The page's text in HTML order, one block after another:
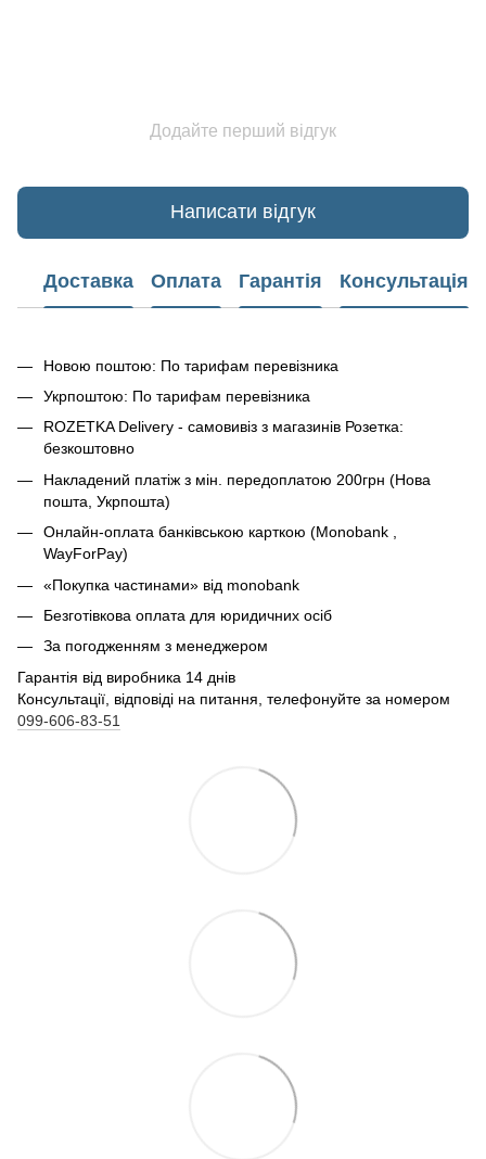
Додайте перший відгук
Написати відгук
Доставка Оплата Гарантія Консультація
Новою поштою: По тарифам перевізника
Укрпоштою: По тарифам перевізника
ROZETKA Delivery - самовивіз з магазинів Розетка:
безкоштовно
Накладений платіж з мін. передоплатою 200грн (Нова
пошта, Укрпошта)
Онлайн-оплата банківською карткою (Monobank ,
WayForPay)
«Покупка частинами» від monobank
Безготівкова оплата для юридичних осіб
За погодженням з менеджером
Гарантія від виробника 14 днів
Консультації, відповіді на питання, телефонуйте за номером
099-606-83-51